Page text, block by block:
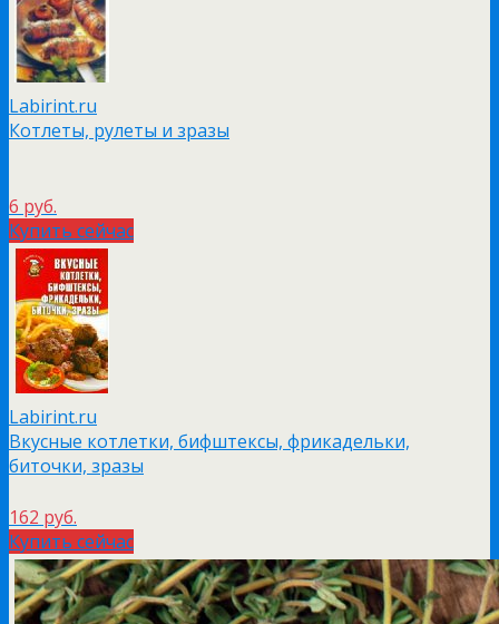
Labirint.ru
Котлеты, рулеты и зразы
6 руб.
Купить сейчас
Labirint.ru
Вкусные котлетки, бифштексы, фрикадельки,
биточки, зразы
162 руб.
Купить сейчас